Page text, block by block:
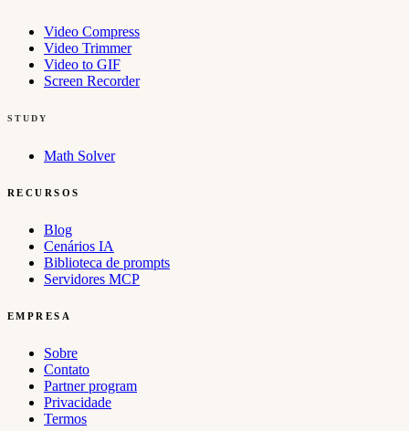
Video Compress
Video Trimmer
Video to GIF
Screen Recorder
STUDY
Math Solver
RECURSOS
Blog
Cenários IA
Biblioteca de prompts
Servidores MCP
EMPRESA
Sobre
Contato
Partner program
Privacidade
Termos